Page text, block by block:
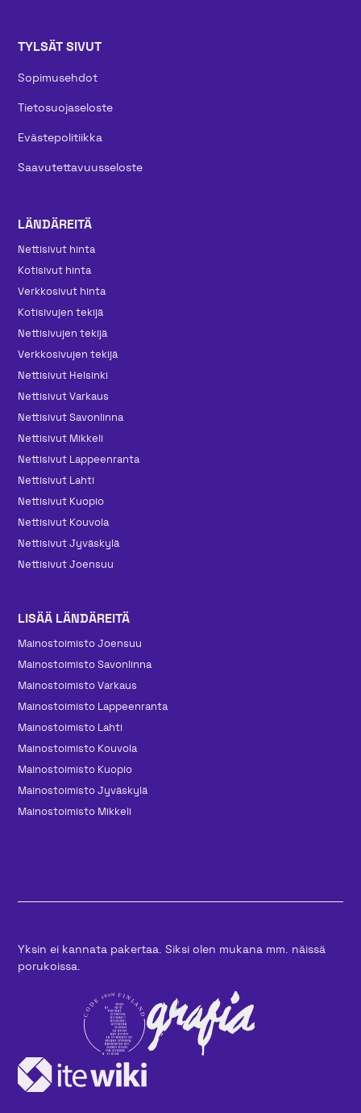
TYLSÄT SIVUT
Sopimusehdot
Tietosuojaseloste
Evästepolitiikka
Saavutettavuusseloste
LÄNDÄREITÄ
Nettisivut hinta
Kotisivut hinta
Verkkosivut hinta
Kotisivujen tekijä
Nettisivujen tekijä
Verkkosivujen tekijä
Nettisivut Helsinki
Nettisivut Varkaus
Nettisivut Savonlinna
Nettisivut Mikkeli
Nettisivut Lappeenranta
Nettisivut Lahti
Nettisivut Kuopio
Nettisivut Kouvola
Nettisivut Jyväskylä
Nettisivut Joensuu
LISÄÄ LÄNDÄREITÄ
Mainos­toimisto Joensuu
Mainos­toimisto Savonlinna
Mainos­toimisto Varkaus
Mainos­toimisto Lappeenranta
Mainos­toimisto Lahti
Mainos­toimisto Kouvola
Mainos­toimisto Kuopio
Mainos­toimisto Jyväskylä
Mainos­toimisto Mikkeli
Yksin ei kannata pakertaa. Siksi olen mukana mm. näissä
porukoissa.